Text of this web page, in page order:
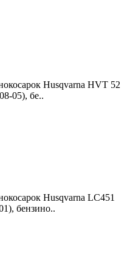
Husqvarna HVT 52
05), бе..
Husqvarna LC451
бензино..